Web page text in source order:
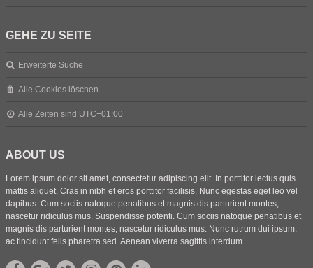
GEHE ZU SEITE
Erweiterte Suche
Alle Cookies löschen
Alle Zeiten sind UTC+01:00
ABOUT US
Lorem ipsum dolor sit amet, consectetur adipiscing elit. In porttitor lectus quis
mattis aliquet. Cras in nibh et eros porttitor facilisis. Nunc egestas eget leo vel
dapibus. Cum sociis natoque penatibus et magnis dis parturient montes,
nascetur ridiculus mus. Suspendisse potenti. Cum sociis natoque penatibus et
magnis dis parturient montes, nascetur ridiculus mus. Nunc rutrum dui ipsum,
ac tincidunt felis pharetra sed. Aenean viverra sagittis interdum.